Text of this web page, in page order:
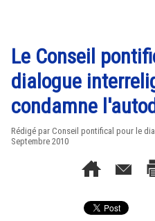
Le Conseil
dialogue
condamne
Rédigé par Conseil pontifical pour le
Septembre 2010